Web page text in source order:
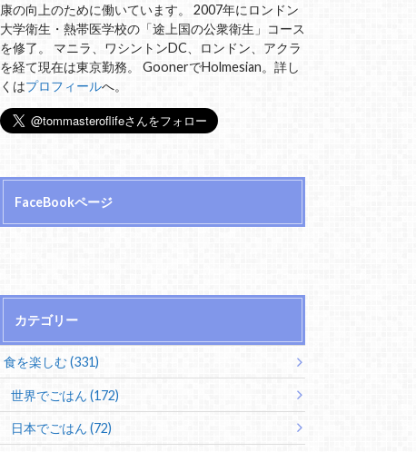
康の向上のために働いています。 2007年にロンドン
大学衛生・熱帯医学校の「途上国の公衆衛生」コース
を修了。 マニラ、ワシントンDC、ロンドン、アクラ
を経て現在は東京勤務。 GoonerでHolmesian。詳し
くはプロフィールへ。
FaceBookページ
カテゴリー
食を楽しむ (331)
世界でごはん (172)
日本でごはん (72)